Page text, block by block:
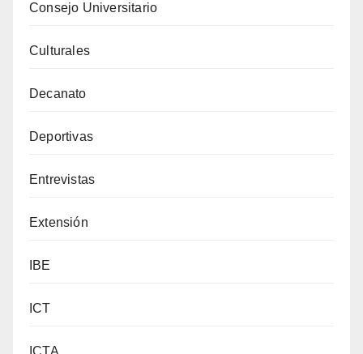
Consejo Universitario
Culturales
Decanato
Deportivas
Entrevistas
Extensión
IBE
ICT
ICTA